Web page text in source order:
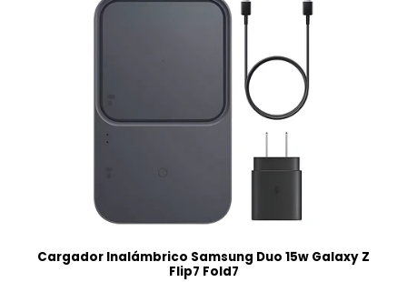
Cargador Inalámbrico Samsung Duo 15w Galaxy Z
Flip7 Fold7